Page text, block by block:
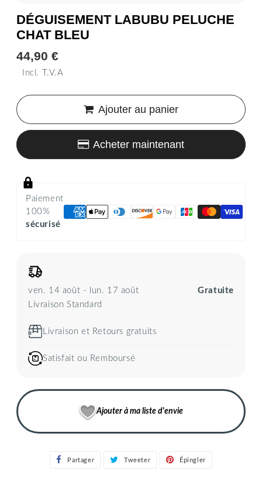
DÉGUISEMENT LABUBU PELUCHE
CHAT BLEU
44,90 €
€
Incl. T.V.A
Ajouter au panier
Acheter maintenant
Paiement
100%
sécurisé
ven. 14 août - lun. 17 août
Gratuite
Livraison Standard
Livraison et Retours gratuits
Satisfait ou Remboursé
Ajouter à ma liste d'envie
Partager PartagerTweeter TweeterÉpingler